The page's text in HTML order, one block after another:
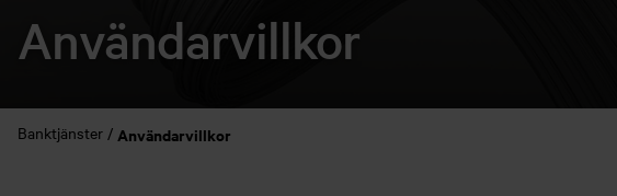
Användarvillkor
Banktjänster Användarvillkor